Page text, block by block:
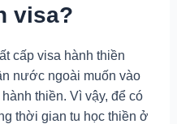
visa?
cấp visa hành thiền
nước ngoài muốn vào
thiền. Vì vậy, để có
thời gian tu học thiền ở